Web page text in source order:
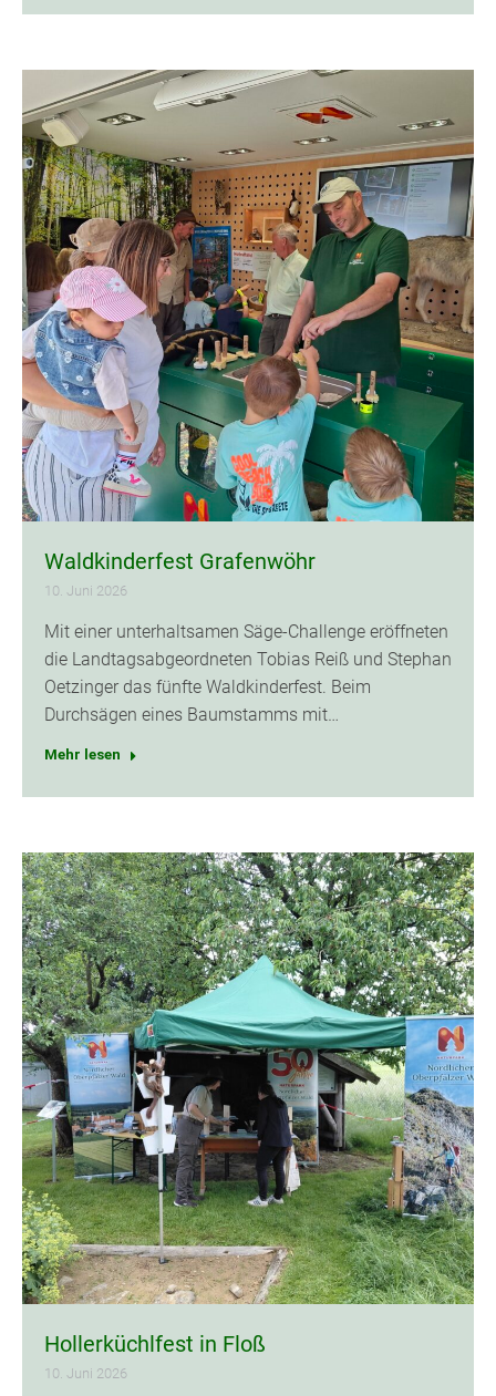
Waldkinderfest Grafenwöhr
10. Juni 2026
Mit einer unterhaltsamen Säge-Challenge eröffneten
die Landtagsabgeordneten Tobias Reiß und Stephan
Oetzinger das fünfte Waldkinderfest. Beim
Durchsägen eines Baumstamms mit…
Mehr lesen
Hollerküchlfest in Floß
10. Juni 2026